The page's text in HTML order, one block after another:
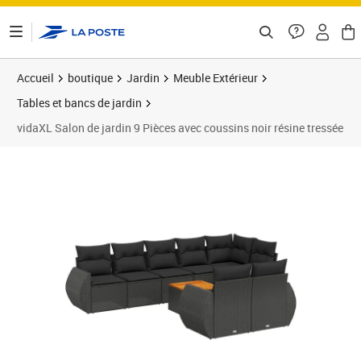
Accueil boutique Jardin
Meuble Extérieur
Tables et bancs de jardin
vidaXL Salon de jardin 9 Pièces avec coussins noir résine tressée